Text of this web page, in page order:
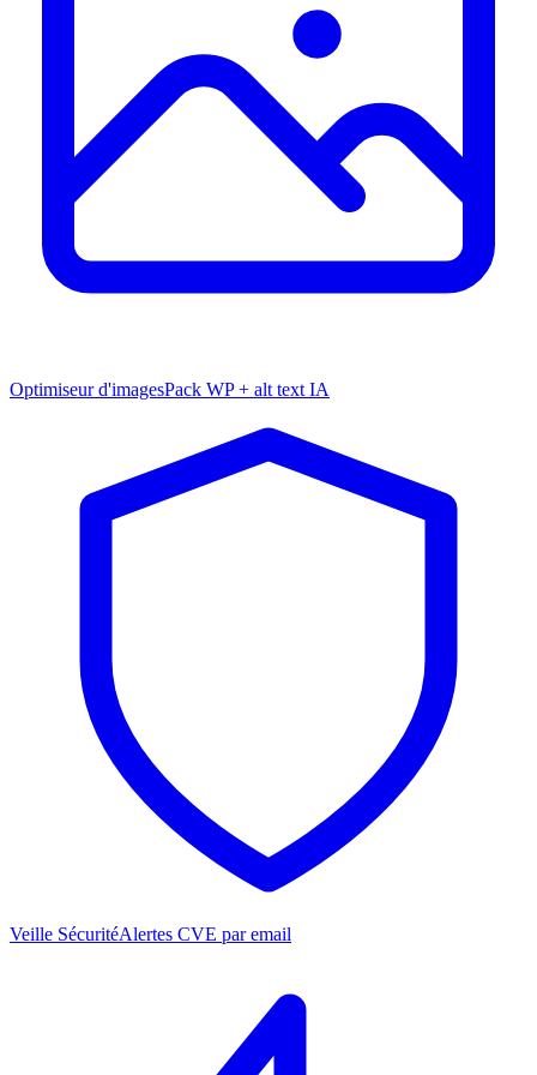
Optimiseur d'imagesPack WP + alt text IA
Veille SécuritéAlertes CVE par email